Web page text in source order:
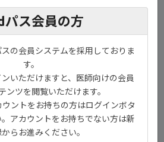
®錠について
法
寛解導入試験
に注意する症状
確認事項
ィング
パス会員の方
の会員システムを採用しておりま
す。
いただけますと、医師向けの会員
ンツを閲覧いただけます。
ウントをお持ちの方はログインボタ
アカウントをお持ちでない方は新
らお進みください。